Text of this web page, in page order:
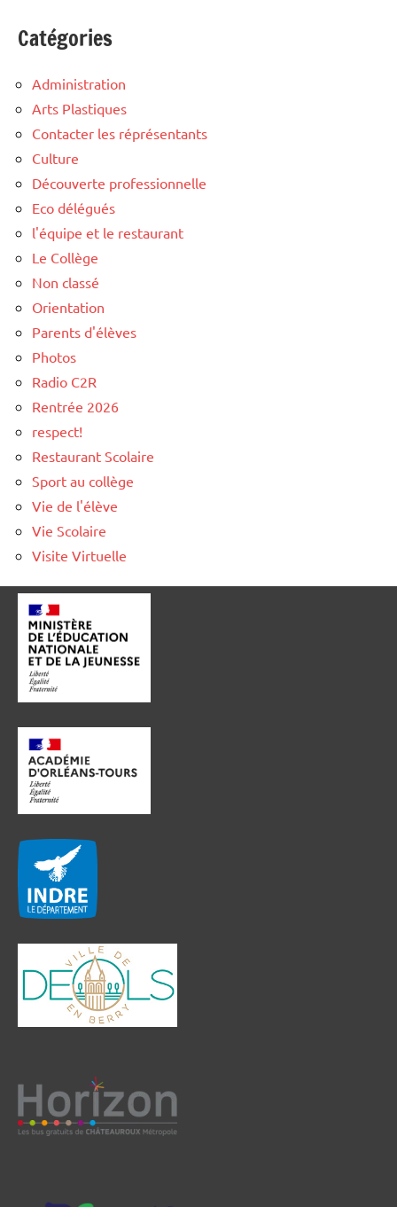
Catégories
Administration
Arts Plastiques
Contacter les réprésentants
Culture
Découverte professionnelle
Eco délégués
l'équipe et le restaurant
Le Collège
Non classé
Orientation
Parents d'élèves
Photos
Radio C2R
Rentrée 2026
respect!
Restaurant Scolaire
Sport au collège
Vie de l'élève
Vie Scolaire
Visite Virtuelle